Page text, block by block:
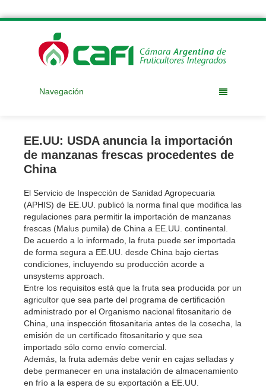
Navegación
EE.UU: USDA anuncia la importación
de manzanas frescas procedentes de
China
El Servicio de Inspección de Sanidad Agropecuaria
(APHIS) de EE.UU. publicó la norma final que modifica las
regulaciones para permitir la importación de manzanas
frescas (Malus pumila) de China a EE.UU. continental.
De acuerdo a lo informado, la fruta puede ser importada
de forma segura a EE.UU. desde China bajo ciertas
condiciones, incluyendo su producción acorde a
unsystems approach.
Entre los requisitos está que la fruta sea producida por un
agricultor que sea parte del programa de certificación
administrado por el Organismo nacional fitosanitario de
China, una inspección fitosanitaria antes de la cosecha, la
emisión de un certificado fitosanitario y que sea
importado sólo como envío comercial.
Además, la fruta además debe venir en cajas selladas y
debe permanecer en una instalación de almacenamiento
en frío a la espera de su exportación a EE.UU.